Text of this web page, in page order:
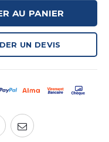
AU PANIER
UN DEVIS